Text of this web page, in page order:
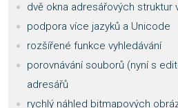
dvě okna adresářových struktur
podpora více jazyků a Unicode
rozšířené funkce vyhledávání
porovnávání souborů (nyní s
adresářů
rychlý náhled bitmapových